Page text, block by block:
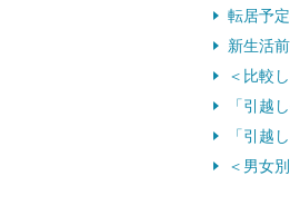
転居予
新生活
＜比較
「引越
「引越
＜男女